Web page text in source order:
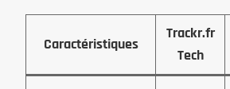
Caractéristiques
Trackr.fr
Tech